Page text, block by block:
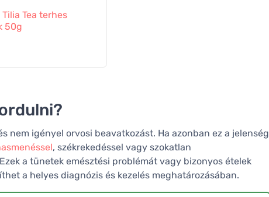
Tea terhes
50g
nem igényel orvosi beavatkozást. Ha azonban ez a jelenség
, székrekedéssel vagy szokatlan
a tünetek emésztési problémát vagy bizonyos ételek
a helyes diagnózis és kezelés meghatározásában.